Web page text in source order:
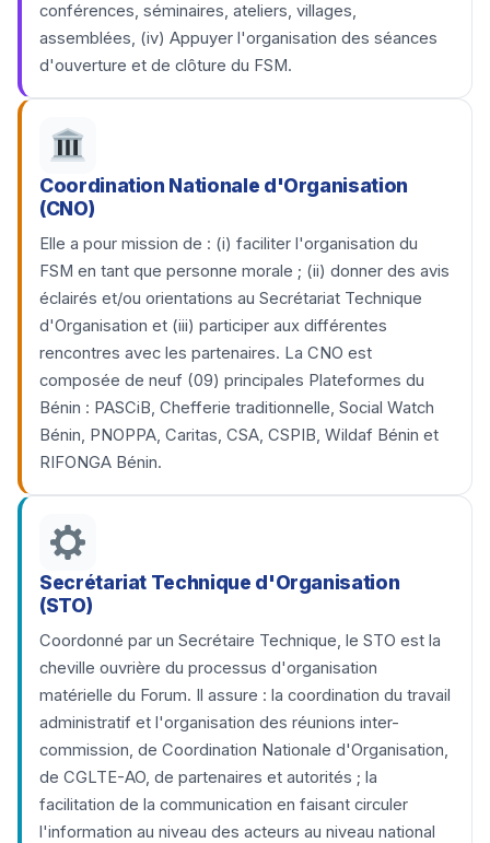
conférences, séminaires, ateliers, villages,
assemblées, (iv) Appuyer l'organisation des séances
d'ouverture et de clôture du FSM.
Coordination Nationale d'Organisation
(CNO)
Elle a pour mission de : (i) faciliter l'organisation du
FSM en tant que personne morale ; (ii) donner des avis
éclairés et/ou orientations au Secrétariat Technique
d'Organisation et (iii) participer aux différentes
rencontres avec les partenaires. La CNO est
composée de neuf (09) principales Plateformes du
Bénin : PASCiB, Chefferie traditionnelle, Social Watch
Bénin, PNOPPA, Caritas, CSA, CSPIB, Wildaf Bénin et
RIFONGA Bénin.
Secrétariat Technique d'Organisation
(STO)
Coordonné par un Secrétaire Technique, le STO est la
cheville ouvrière du processus d'organisation
matérielle du Forum. Il assure : la coordination du travail
administratif et l'organisation des réunions inter-
commission, de Coordination Nationale d'Organisation,
de CGLTE-AO, de partenaires et autorités ; la
facilitation de la communication en faisant circuler
l'information au niveau des acteurs au niveau national